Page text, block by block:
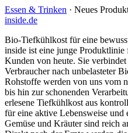
Essen & Trinken · Neues
inside.de
Bio-Tiefkühlkost für eine
inside ist eine junge Produktlinie
Kunden von heute. Sie
Verbraucher nach unbelasteter
Rohstoffe werden von uns vom
bis hin zur schonenden
erlesene Tiefkühlkost aus
für eine aktive Lebensweise und
Gemüse und Kräuter sind reich